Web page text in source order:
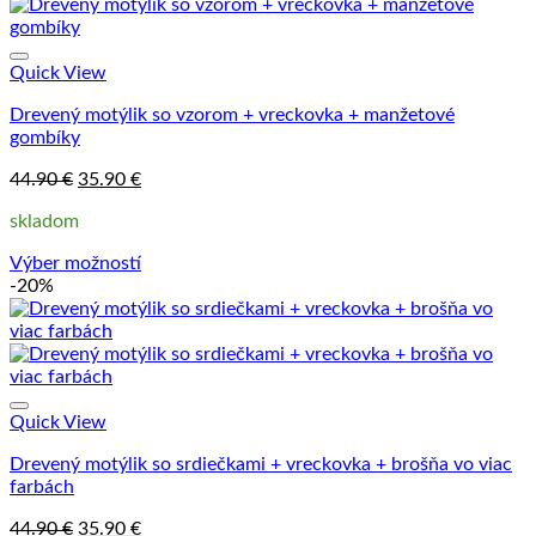
variantov.
Možnosti
si
vybrať
na
produktu.
Quick View
Drevený motýlik so vzorom + vreckovka + manžetové
gombíky
44.90€ Pôvodná
bola:
35.90 €Aktuálna
skladom
Výber možností
Tento
produkt
má
viacero
variantov.
Možnosti
si
vybrať
na
-20%
Quick View
Drevený motýlik so srdiečkami + vreckovka + brošňa vo viac
farbách
44.90€ Pôvodná
35.90 €Aktuálna